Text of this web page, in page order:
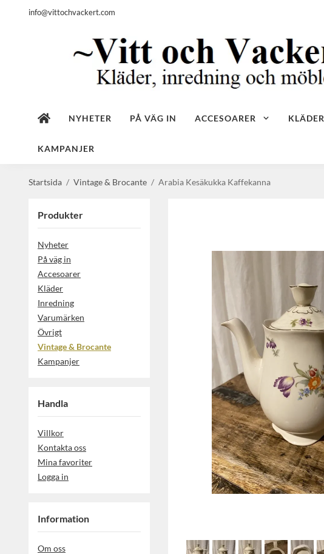
info@vittochvackert.com
NYHETER PÅ VÄG IN ACCESOARER KLÄDER
KAMPANJER
Startsida / Vintage & Brocante / Arabia Kesäkukka Kaffekanna
Produkter
Nyheter
På väg in
Accesoarer
Kläder
Inredning
Varumärken
Övrigt
Vintage & Brocante
Kampanjer
Handla
Villkor
Kontakta oss
Mina favoriter
Logga in
Information
Om oss